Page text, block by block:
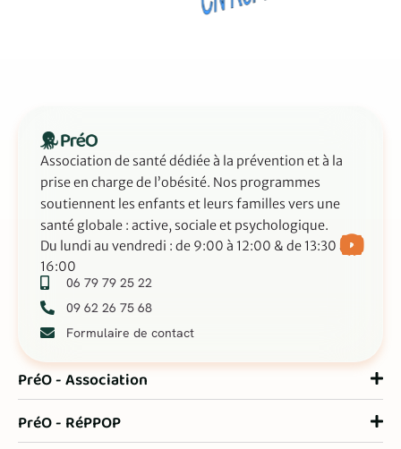
Association de santé dédiée à la prévention et à la
prise en charge de l’obésité. Nos programmes
soutiennent les enfants et leurs familles vers une
santé globale : active, sociale et psychologique.
Du lundi au vendredi : de 9:00 à 12:00 & de 13:30 à
16:00
06 79 79 25 22
09 62 26 75 68
Formulaire de contact
PréO - Association
PréO - RéPPOP